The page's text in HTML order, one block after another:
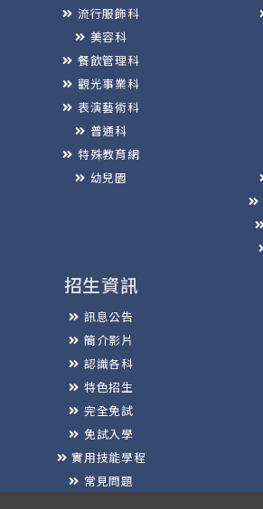
流行服飾科
美容科
餐飲管理科
觀光事業科
表演藝術科
普通科
特殊教育網
幼兒園
招生資訊
訊息公告
簡介影片
認識各科
特色招生
完全免試
免試入學
實用技能學程
常見問題